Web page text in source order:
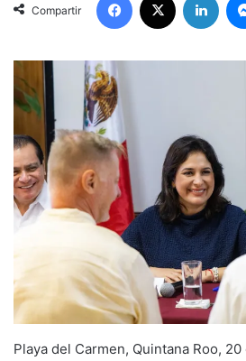
Compartir
Playa del Carmen, Quintana Roo,